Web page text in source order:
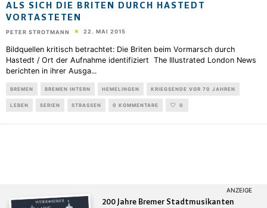
ALS SICH DIE BRITEN DURCH HASTEDT
VORTASTETEN
PETER STROTMANN 22. MAI 2015
Bildquellen kritisch betrachtet: Die Briten beim Vormarsch durch
Hastedt / Ort der Aufnahme identifiziert The Illustrated London News
berichten in ihrer Ausga...
BREMEN BREMEN INTERN HEMELINGEN KRIEGSENDE VOR 70 JAHREN
LEBEN SERIEN STRASSEN 0 KOMMENTARE 0
200 Jahre Bremer Stadtmusikanten